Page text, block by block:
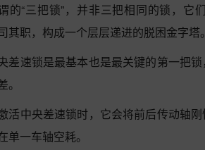
的“三把锁”，并非三把相同的锁，
其职，构成一个层层递进的脱困金字塔
差速锁是最基本也是最关键的第一把
。
活中央差速锁时，它会将前后传动轴
单一车轴空耗。